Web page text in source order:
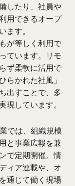
したり、社員や
用できるオープ
ます。
が等しく利用で
ています。リモ
ず柔軟に活用で
らかれた社風」
出すことで、多
現しています。
では、組織規模
と事業広報を兼
で定期開催。情
ィア連載や、オ
通じて働く現場